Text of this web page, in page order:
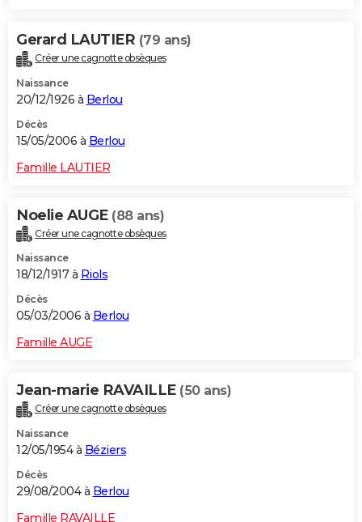
Gerard LAUTIER (79 ans)
Créer une cagnotte obsèques
Naissance
20/12/1926 à Berlou
Décès
15/05/2006 à Berlou
Famille LAUTIER
Noelie AUGE (88 ans)
Créer une cagnotte obsèques
Naissance
18/12/1917 à Riols
Décès
05/03/2006 à Berlou
Famille AUGE
Jean-marie RAVAILLE (50 ans)
Créer une cagnotte obsèques
Naissance
12/05/1954 à Béziers
Décès
29/08/2004 à Berlou
Famille RAVAILLE